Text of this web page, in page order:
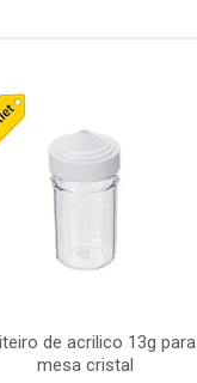
de acrilico 13g para
mesa cristal